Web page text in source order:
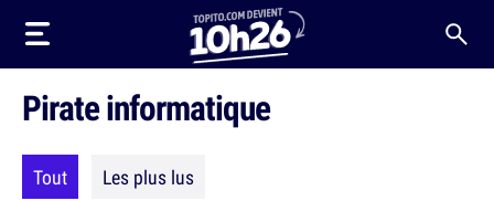
Pirate informatique
Tout Les plus lus